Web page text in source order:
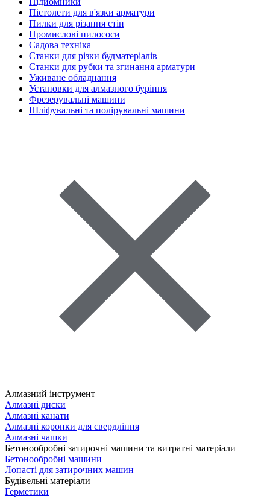
Пістолети для в'язки арматури
Пилки для різання стін
Промислові пилососи
Садова техніка
Станки для різки будматеріалів
Станки для рубки та згинання арматури
Уживане обладнання
Установки для алмазного буріння
Фрезерувальні машини
Шліфувальні та полірувальні машини
Алмазний інструмент
Алмазні диски
Алмазні канати
Алмазні коронки для свердління
Алмазні чашки
Бетонообробні затирочні машини та витратні матеріали
Бетонообробні машини
Лопасті для затирочних машин
Будівельні матеріали
Герметики